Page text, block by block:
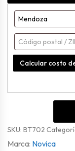
Calcular costo
SKU: BT702
Novica